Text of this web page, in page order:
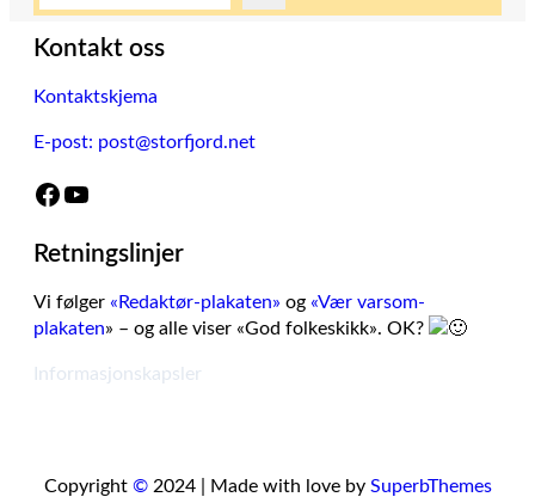
ø
k
Kontakt oss
Kontaktskjema
E-post: post@storfjord.net
Facebook YouTube
Retningslinjer
Vi følger «Redaktør-plakaten» og «Vær varsom-
plakaten» – og alle viser «God folkeskikk». OK?
Informasjonskapsler
Copyright ©2024 | Made with love by SuperbThemes